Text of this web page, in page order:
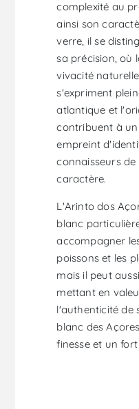
complexité au
ainsi son
verre, il se
sa précision, où
vivacité
s'expriment
atlantique et
contribuent à
empreint
connaisseurs
caractère.
L'Arinto dos
blanc
accompagner
poissons et les
mais il peut
mettant en
l'authenticité de
blanc des
finesse et un